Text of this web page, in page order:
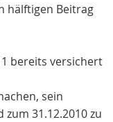
hälftigen Beitrag
bereits versichert
sein
31.12.2010 zu